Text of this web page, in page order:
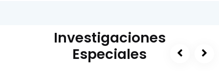
Investigaciones
Especiales